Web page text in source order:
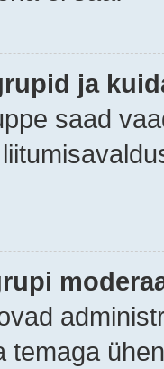
ja
saad
temaga